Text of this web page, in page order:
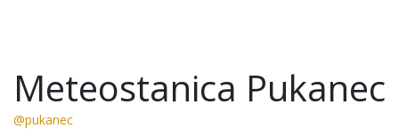
Meteostanica Pukanec
@pukanec